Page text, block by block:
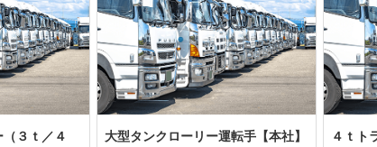
３ｔ／４
大型タンクローリー運転手【本社】
４ｔト